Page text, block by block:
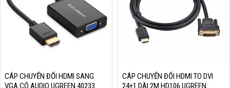
CÁP CHUYỂN ĐỔI HDMI SANG
VGA CÓ AUDIO UGREEN 40233
CÁP CHUYỂN ĐỔI HDMI TO DVI
24+1 DÀI 2M HD106 UGREEN